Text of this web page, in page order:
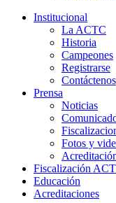
Institucional
La ACTC
Historia
Campeones
Registrarse
Contáctenos
Prensa
Noticias
Fotos y
Fiscalización
Educación
Acreditaciones